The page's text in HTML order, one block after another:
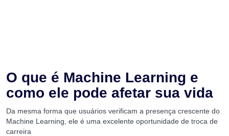
O que é Machine Learning e
como ele pode afetar sua vida
Da mesma forma que usuários verificam a presença crescente do
Machine Learning, ele é uma excelente oportunidade de troca de
carreira